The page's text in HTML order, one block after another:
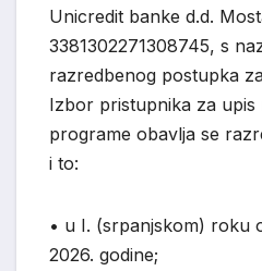
Unicredit banke d.d.
3381302271308745, s
razredbenog postupka
Izbor pristupnika za upis
programe obavlja se
i to:
• u I. (srpanjskom) roku
2026. godine;